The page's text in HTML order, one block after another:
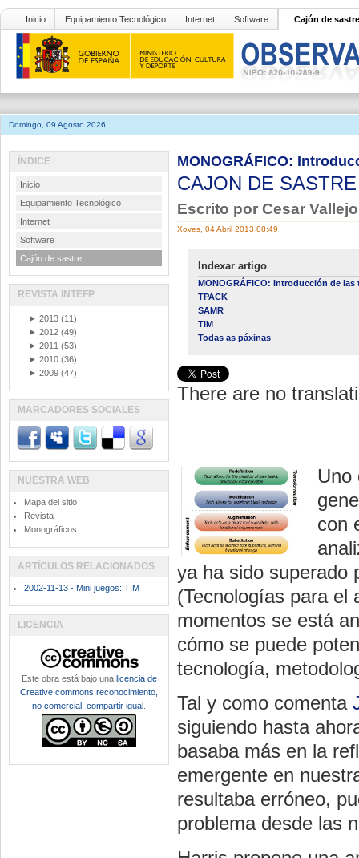
Inicio Equipamiento Tecnológico Internet Software Cajón de sastre
Domingo, 09 Agosto 2026
MONOGRÁFICO:
CAJON DE
Escrito por Cesar
Xoves, 04 Abril 2013 08:49
Indexar artigo
MONOGRÁFICO: Introducción de
TPACK
SAMR
TIM
Todas as páxinas
There are no
Uno
con
ya ha sido superado
(Tecnologías para el
momentos se está
cómo se puede
tecnología,
Tal y como comenta
siguiendo hasta
basaba más en la
emergente en
resultaba erróneo,
problema desde las
ÍNDICE
Inicio
Equipamiento Tecnológico
Internet
Software
Cajón de sastre
REVISTA INTEFP
► 2013 (11)
► 2012 (49)
► 2011 (53)
► 2010 (36)
► 2009 (47)
MARCADORES SOCIALES
NUESTRA WEB
Mapa del sitio
Revista
Monográficos
ARTÍCULOS RELACIONADOS
2002-11-13 - Mini juegos: TIM
LICENCIA
Este obra está bajo una licencia de
Creative commons reconocimiento,
no comercial, compartir igual